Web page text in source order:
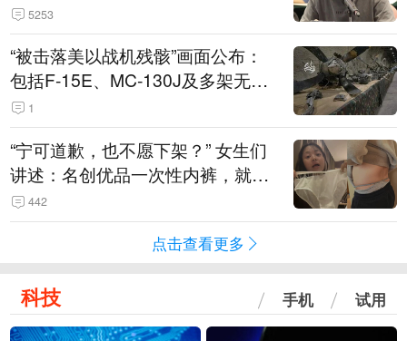
法行为，相关机构自会进行评判和
处理
5253
“被击落美以战机残骸”画面公布：
包括F-15E、MC-130J及多架无人
机 1
“宁可道歉，也不愿下架？” 女生们
讲述：名创优品一次性内裤，就
是“一次性社死”单品？
442
点击查看更多
科技 手机 试用